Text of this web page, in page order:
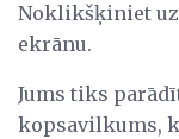
Noklikšķiniet
ekrānu.
Jums tiks
kopsavilkums,